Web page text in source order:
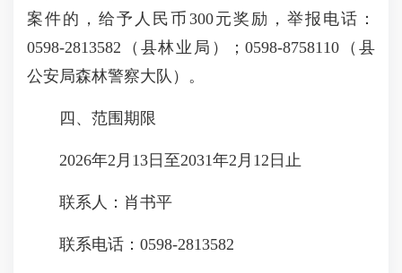
案件的，给予人民币300元奖励，举报电话：
0598-2813582（县林业局）；0598-8758110（县
公安局森林警察大队）。
四、范围期限
2026年2月13日至2031年2月12日止
联系人：肖书平
联系电话：0598-2813582